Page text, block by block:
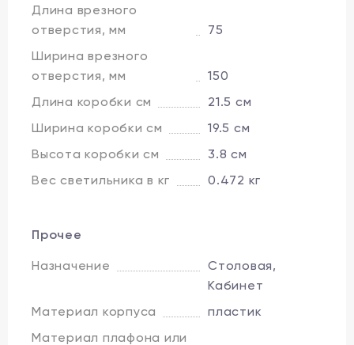
Длина врезного
отверстия, мм
75
Ширина врезного
отверстия, мм
150
Длина коробки см
21.5 см
Ширина коробки см
19.5 см
Высота коробки см
3.8 см
Вес светильника в кг
0.472 кг
Прочее
Назначение
Столовая,
Кабинет
Материал корпуса
пластик
Материал плафона или